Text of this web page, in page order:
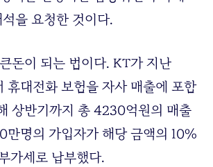
을 요청한 것이다.
돈이 되는 법이다. KT가 지난
휴대전화 보험을 자사 매출에 포함
상반기까지 총 4230억원의 매출
만명의 가입자가 해당 금액의 10%
가세로 납부했다.